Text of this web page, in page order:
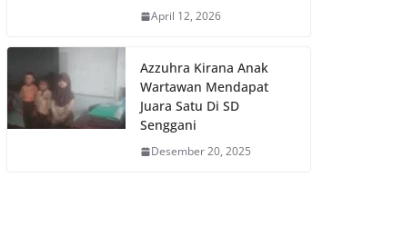
April 12, 2026
Azzuhra Kirana Anak
Wartawan Mendapat
Juara Satu Di SD
Senggani
Desember 20, 2025